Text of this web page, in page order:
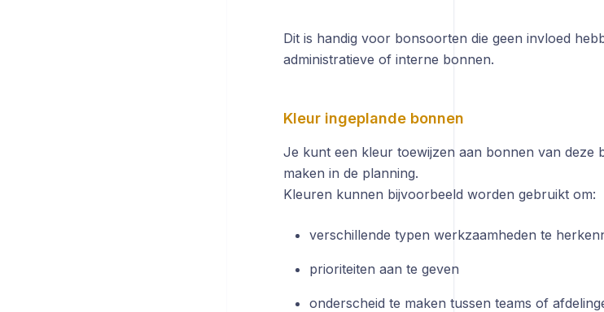
Dit is handig voor bonsoorten die geen invloed
administratieve of interne bonnen.
Kleur ingeplande bonnen
Je kunt een kleur toewijzen aan bonnen van deze
maken in de planning.
Kleuren kunnen bijvoorbeeld worden gebruikt om:
verschillende typen werkzaamheden te
prioriteiten aan te geven
onderscheid te maken tussen teams of